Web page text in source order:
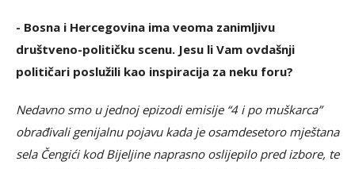
- Bosna i Hercegovina ima veoma zanimljivu
društveno-političku scenu. Jesu li Vam ovdašnji
političari poslužili kao inspiracija za neku foru?
Nedavno smo u jednoj epizodi emisije “4 i po muškarca”
obrađivali genijalnu pojavu kada je osamdesetoro mještana
sela Čengići kod Bijeljine naprasno oslijepilo pred izbore, te